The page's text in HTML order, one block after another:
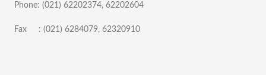
Phone: (021) 62202374, 62202604
Fax : (021) 6284079, 62320910